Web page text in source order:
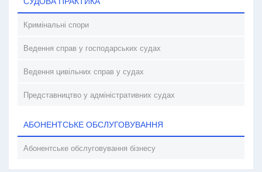
Кримінальні спори
Ведення справ у господарських судах
Ведення цивільних справ у судах
Представництво у адміністративних судах
АБОНЕНТСЬКЕ ОБСЛУГОВУВАННЯ
Абонентське обслуговування бізнесу